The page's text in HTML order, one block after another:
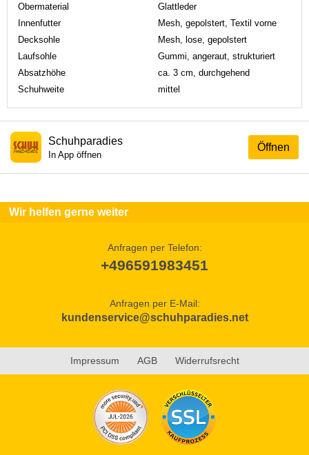
Obermaterial
Glattleder
Innenfutter
Mesh, gepolstert, Textil vorne
Decksohle
Mesh, lose, gepolstert
Laufsohle
Gummi, angeraut, strukturiert
Absatzhöhe
ca. 3 cm, durchgehend
Schuhweite
mittel
Öffnen
Schuhparadies
In App öffnen
Wir helfen gerne weiter
Anfragen per Telefon:
+496591983451
Anfragen per E-Mail:
kundenservice@schuhparadies.net
Impressum AGB Widerrufsrecht